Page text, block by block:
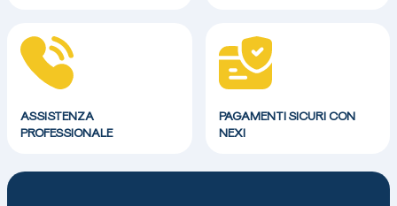
ASSISTENZA
PROFESSIONALE
PAGAMENTI SICURI CON
NEXI